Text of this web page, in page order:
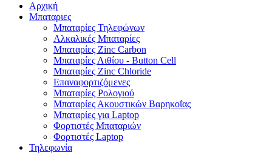
Αρχική
Μπαταριες
Μπαταρίες Τηλεφώνων
Αλκαλικές Μπαταρίες
Μπαταρίες Zinc Carbon
Μπαταρίες Λιθίου - Button Cell
Μπαταρίες Zinc Chloride
Επαναφορτιζόμενες
Μπαταρίες Ρολογιού
Μπαταρίες Ακουστικών Βαρηκοΐας
Μπαταρίες για Laptop
Φορτιστές Μπαταριών
Φορτιστές Laptop
Τηλεφωνία